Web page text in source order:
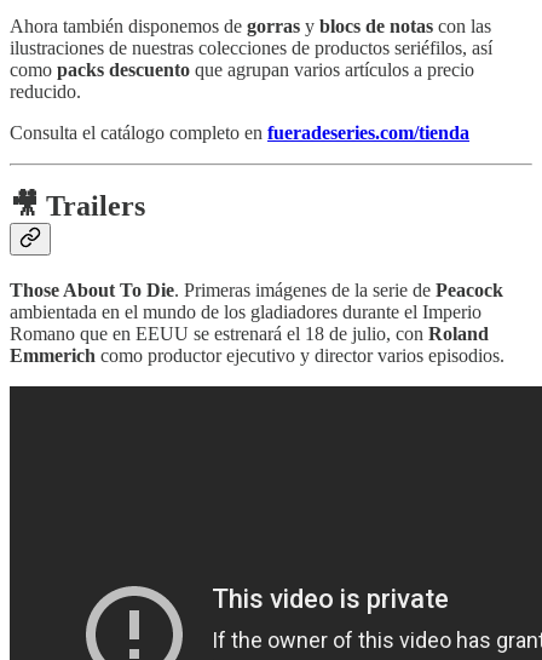
Ahora también disponemos de gorras y blocs de notas con las
ilustraciones de nuestras colecciones de productos seriéfilos, así
como packs descuento que agrupan varios artículos a precio
reducido.
Consulta el catálogo completo en fueradeseries.com/tienda
🎥 Trailers
Those About To Die. Primeras imágenes de la serie de Peacock
ambientada en el mundo de los gladiadores durante el Imperio
Romano que en EEUU se estrenará el 18 de julio, con Roland
Emmerich como productor ejecutivo y director varios episodios.